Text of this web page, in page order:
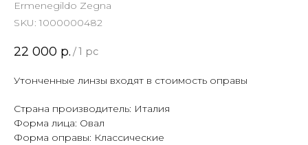
Ermenegildo Zegna
SKU: 1000000482
22 000 р. /1 pc
Утонченные линзы входят в стоимость оправы
Страна производитель: Италия
Форма лица: Овал
Форма оправы: Классические